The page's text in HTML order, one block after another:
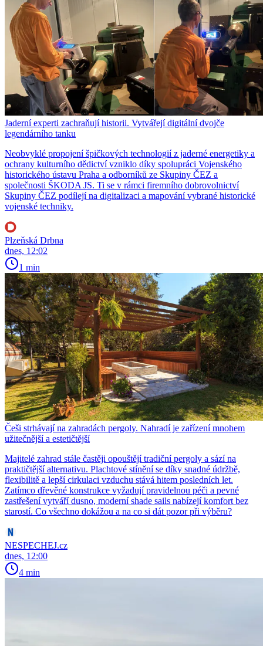
Jaderní experti zachraňují historii. Vytvářejí digitální dvojče
legendárního tanku
Neobvyklé propojení špičkových technologií z jaderné energetiky a
ochrany kulturního dědictví vzniklo díky spolupráci Vojenského
historického ústavu Praha a odborníků ze Skupiny ČEZ a
společnosti ŠKODA JS. Ti se v rámci firemního dobrovolnictví
Skupiny ČEZ podílejí na digitalizaci a mapování vybrané historické
vojenské techniky.
Plzeňská Drbna
dnes, 12:02
1 min
Češi strhávají na zahradách pergoly. Nahradí je zařízení mnohem
užitečnější a estetičtější
Majitelé zahrad stále častěji opouštějí tradiční pergoly a sází na
praktičtější alternativu. Plachtové stínění se díky snadné údržbě,
flexibilitě a lepší cirkulaci vzduchu stává hitem posledních let.
Zatímco dřevěné konstrukce vyžadují pravidelnou péči a pevné
zastřešení vytváří dusno, moderní shade sails nabízejí komfort bez
starostí. Co všechno dokážou a na co si dát pozor při výběru?
NESPECHEJ.cz
dnes, 12:00
4 min